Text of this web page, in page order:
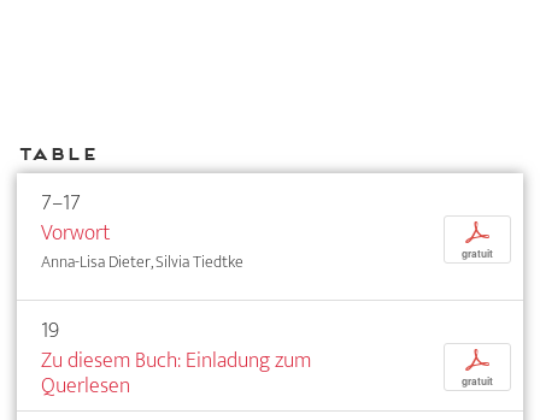
Table
7–17
Vorwort
Anna-Lisa Dieter, Silvia Tiedtke
p
gratuit
19
Zu diesem Buch: Einladung zum
Querlesen
p
gratuit